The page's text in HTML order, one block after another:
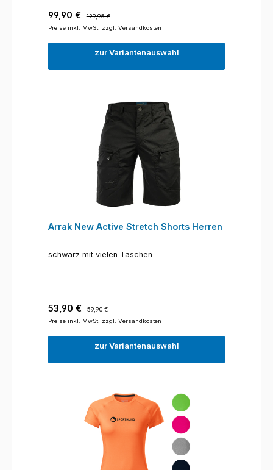
Verkaufspreis:
99,90 €
129,95 €
Preise inkl. MwSt. zzgl. Versandkosten
zur Variantenauswahl
Arrak New Active Stretch Shorts Herren
schwarz mit vielen Taschen
Verkaufspreis:
53,90 €
59,90 €
Preise inkl. MwSt. zzgl. Versandkosten
zur Variantenauswahl